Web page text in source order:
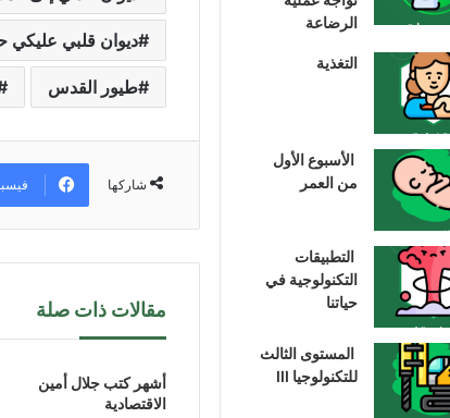
ديوان قلبي عليكي
طيور القدس
شاركها
مقالات ذات صلة
أشهر كتب جلال أمين
الاقتصادية
الرضاعة
التغذية
الأسبوع الأول
من العمر
التطبيقات
التكنولوجية في
حياتنا
المستوى الثالث
للتكنولوجيا III